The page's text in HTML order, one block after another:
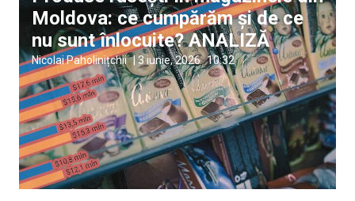
Moldova: ce cumpărăm și de ce
nu sunt înlocuite? ANALIZĂ
Nicolai Paholinițchii |3 iunie, 2026 10:32